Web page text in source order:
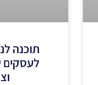
תוכנה
לעסקים